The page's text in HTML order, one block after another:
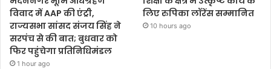
विवाद में AAP की एंट्री,
राज्यसभा सांसद संजय सिंह ने
सरपंच से की बात; बुधवार को
फिर पहुंचेगा प्रतिनिधिमंडल
1 hour ago
लिए रुपिका लॉरेंस सम्मानित
10 hours ago